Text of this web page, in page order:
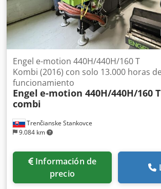
Trenčianske Stankovce
9.084 km
Engel e-motion 440H/440H/160 T
Kombi (2016) con solo 13.000 horas
funcionamiento
Engel e-motion 440H/440H/160 T
combi
Información de
precio